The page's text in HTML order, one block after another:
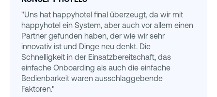
"Uns hat happyhotel final überzeugt, da wir mit
happyhotel ein System, aber auch vor allem einen
Partner gefunden haben, der wie wir sehr
innovativ ist und Dinge neu denkt. Die
Schnelligkeit in der Einsatzbereitschaft, das
einfache Onboarding als auch die einfache
Bedienbarkeit waren ausschlaggebende
Faktoren."